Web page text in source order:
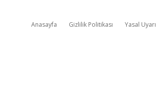
Anasayfa Gizlilik Politikası Yasal Uyarı